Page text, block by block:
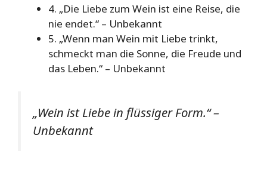
4. „Die Liebe zum Wein ist eine Reise, die
nie endet.“ – Unbekannt
5. „Wenn man Wein mit Liebe trinkt,
schmeckt man die Sonne, die Freude und
das Leben.“ – Unbekannt
„Wein ist Liebe in flüssiger Form.“–
Unbekannt